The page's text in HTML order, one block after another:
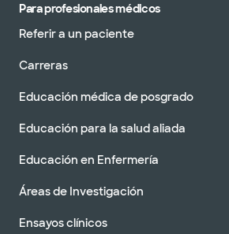
Para profesionales médicos
Referir a un paciente
Carreras
Educación médica de posgrado
Educación para la salud aliada
Educación en Enfermería
Áreas de Investigación
Ensayos clínicos